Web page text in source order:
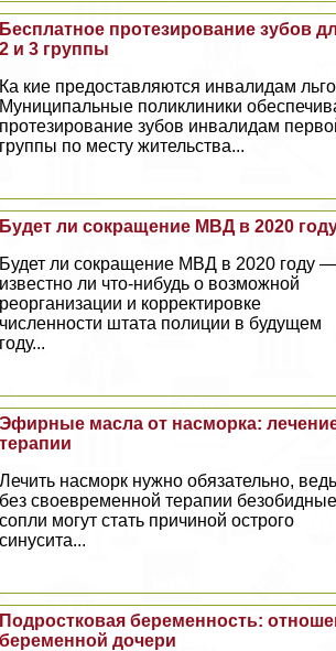
Бесплатное протезирование зубов
2 и 3 группы
Ка кие предоставляются инвалидам
Муниципальные поликлиники
протезирование зубов инвалидам
группы по месту жительства...
Будет ли сокращение МВД в 2020
Будет ли сокращение МВД в 2020 году —
известно ли что-нибудь о возможной
реорганизации и корректировке
численности штата полиции в будущем
году...
Эфирные масла от насморка:
терапии
Лечить насморк нужно обязательно, ведь
без своевременной терапии безобидные
сопли могут стать причиной острого
синусита...
Подростковая беременность:
беременной дочери